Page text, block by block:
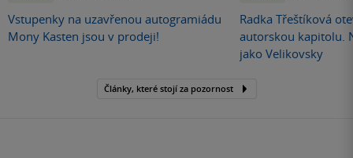
Vstupenky na uzavřenou autogramiádu
Mony Kasten jsou v prodeji!
Radka Třeštíková
autorskou kapitolu.
jako Velikovsky
Články, které stojí za pozornost